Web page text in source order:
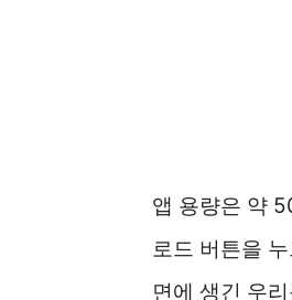
앱 용량은 약
로드 버튼을
면에 생긴 우